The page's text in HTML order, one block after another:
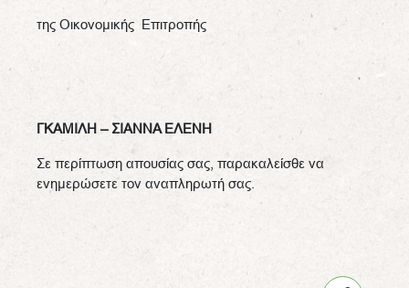
της Οικονομικής Επιτροπής
ΓΚΑΜΙΛΗ – ΣΙΑΝNΑ ΕΛΕΝΗ
Σε περίπτωση απουσίας σας, παρακαλείσθε να
ενημερώσετε τον αναπληρωτή σας.